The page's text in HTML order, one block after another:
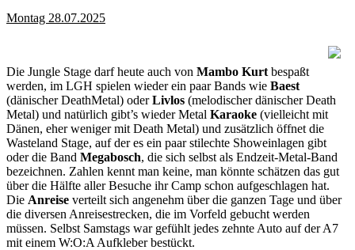
Montag 28.07.2025
Die Jungle Stage darf heute auch von Mambo Kurt bespaßt
werden, im LGH spielen wieder ein paar Bands wie Baest
(dänischer DeathMetal) oderLivlos (melodischer dänischer Death
Metal) und natürlich gibt’s wieder Metal Karaoke (vielleicht mit
Dänen, eher weniger mit Death Metal) und zusätzlich öffnet die
Wasteland Stage, auf der es ein paar stilechte Showeinlagen gibt
oder die Band Megabosch, die sich selbst als Endzeit-Metal-Band
bezeichnen. Zahlen kennt man keine, man könnte schätzen das gut
über die Hälfte aller Besuche ihr Camp schon aufgeschlagen hat.
Die Anreise verteilt sich angenehm über die ganzen Tage und über
die diversen Anreisestrecken, die im Vorfeld gebucht werden
müssen. Selbst Samstags war gefühlt jedes zehnte Auto auf der A7
mit einem W:O:A Aufkleber bestückt.